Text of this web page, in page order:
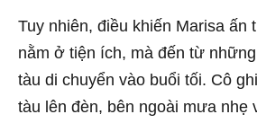
Tuy nhiên, điều khiến Marisa ấn
nằm ở tiện ích, mà đến từ
tàu di chuyển vào buổi tối. Cô
tàu lên đèn, bên ngoài mưa nhẹ